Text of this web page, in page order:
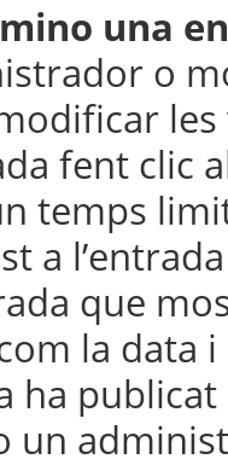
una
o
fent clic
temps
a
que
la data
ha
un